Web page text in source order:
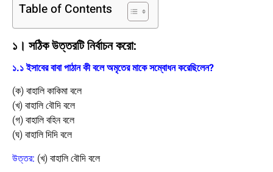
Table of Contents
১। সঠিক উত্তরটি নির্বাচন করো:
১.১ ইসাবের বাবা পাঠান কী বলে অমৃতের মাকে সম্বোধন করেছিলেন?
(ক) বাহালি কাকিমা বলে
(খ) বাহালি বৌদি বলে
(গ) বাহালি বহিন বলে
(ঘ) বাহালি দিদি বলে
উত্তর: (খ) বাহালি বৌদি বলে